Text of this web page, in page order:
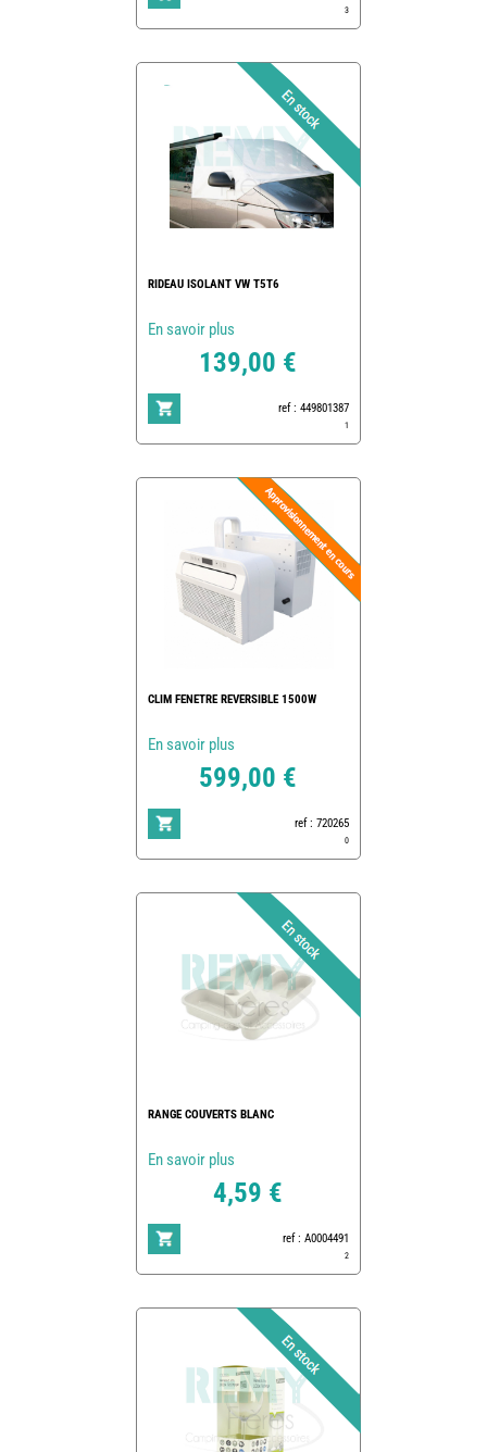
3
RIDEAU ISOLANT VW T5T6
En savoir plus
139,00 €
ref : 449801387
1
CLIM FENETRE REVERSIBLE 1500W
En savoir plus
599,00 €
ref : 720265
0
RANGE COUVERTS BLANC
En savoir plus
4,59 €
ref : A0004491
2